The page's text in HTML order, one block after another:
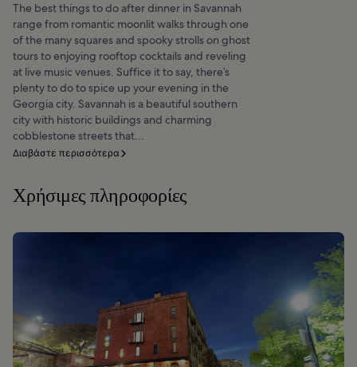
The best things to do after dinner in Savannah
range from romantic moonlit walks through one
of the many squares and spooky strolls on ghost
tours to enjoying rooftop cocktails and reveling
at live music venues. Suffice it to say, there’s
plenty to do to spice up your evening in the
Georgia city. Savannah is a beautiful southern
city with historic buildings and charming
cobblestone streets that...
Διαβάστε περισσότερα
Χρήσιμες πληροφορίες